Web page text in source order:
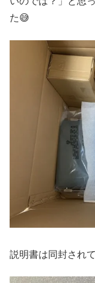
た😅
説明書は同封され